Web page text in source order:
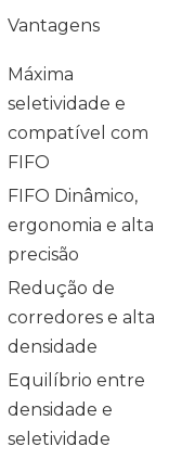
Vantagens
Máxima
seletividade e
compatível com
FIFO
FIFO Dinâmico,
ergonomia e alta
precisão
Redução de
corredores e alta
densidade
Equilíbrio entre
densidade e
seletividade